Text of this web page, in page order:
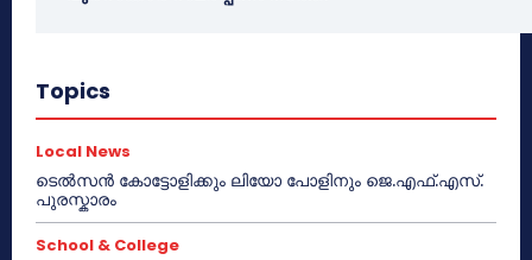
Topics
Local News
ടെൽസൻ കോട്ടോളിക്കും ലിയോ പോളിനും ജെ.എഫ്.എസ്.
പുരസ്കാരം
School & College